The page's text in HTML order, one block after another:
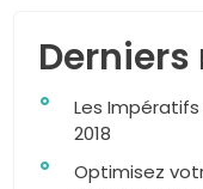
Les
2018
Optimisez